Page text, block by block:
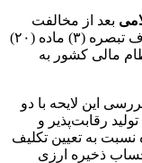
بعد از مخالفت
مجلس با فوریت این لایحه گفت که لایحه حذف تبصره (۳) ماده (۲۰)
مالی کشور به
این لایحه با دو
رفع موانع تولید رقابت‌پذیر و
به تعیین تکلیف
ذخیره ارزی